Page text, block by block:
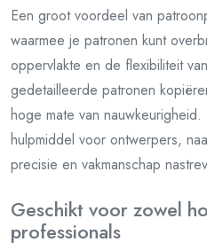
Een groot voordeel van
waarmee je patronen kunt
oppervlakte en de flexibiliteit
gedetailleerde patronen
hoge mate van
hulpmiddel voor ontwerpers,
precisie en vakmanschap
Geschikt voor zowel
professionals